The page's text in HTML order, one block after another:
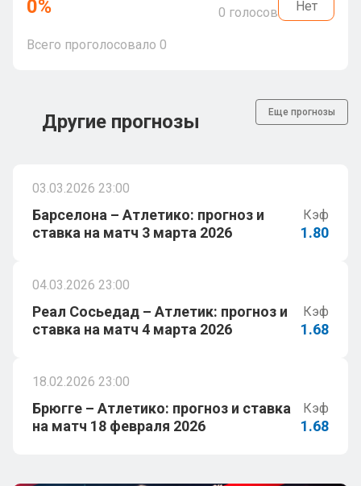
0% 0 голосов Нет
Всего проголосовало 0
Другие прогнозы Еще прогнозы
03.03.2026 23:00
Барселона – Атлетико: прогноз и
ставка на матч 3 марта 2026
Кэф
1.80
04.03.2026 23:00
Реал Сосьедад – Атлетик: прогноз и
ставка на матч 4 марта 2026
Кэф
1.68
18.02.2026 23:00
Брюгге – Атлетико: прогноз и ставка
на матч 18 февраля 2026
Кэф
1.68